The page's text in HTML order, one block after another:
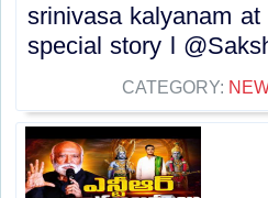
srinivasa kalyanam
special story l
CATEGORY: